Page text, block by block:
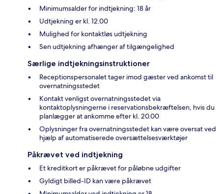
Minimumsalder for indtjekning: 18 år
Udtjekning er kl. 12.00
Mulighed for kontaktløs udtjekning
Sen udtjekning afhænger af tilgængelighed
Særlige indtjekningsinstruktioner
Receptionspersonalet tager imod gæster ved ankomst til
overnatningsstedet
Kontakt venligst overnatningsstedet via
kontaktoplysningerne i reservationsbekræftelsen, hvis du
planlægger at ankomme efter kl. 20.00
Oplysninger fra overnatningsstedet kan være oversat ved
hjælp af automatiserede oversættelsesværktøjer
Påkrævet ved indtjekning
Et kreditkort er påkrævet for påløbne udgifter
Gyldigt billed-ID kan være påkrævet